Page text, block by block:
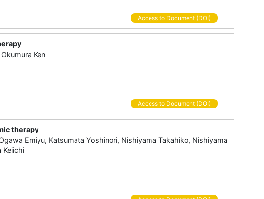
Access to Document (DOI)
Ken
Access to Document (DOI)
therapy
Emiyu, Katsumata Yoshinori, Nishiyama Takahiko, Nishiyama
Keiichi